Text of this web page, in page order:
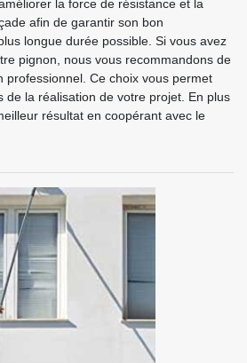
la force de résistance et la
afin de garantir son bon
longue durée possible. Si vous avez
pignon, nous vous recommandons de
professionnel. Ce choix vous permet
de la réalisation de votre projet. En plus
résultat en coopérant avec le